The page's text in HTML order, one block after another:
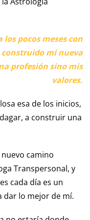
los pocos meses con
mi nueva
profesión sino mis
valores.
esa de los inicios,
a construir una
camino
Transpersonal, y
cada día es un
dar lo mejor de mí.